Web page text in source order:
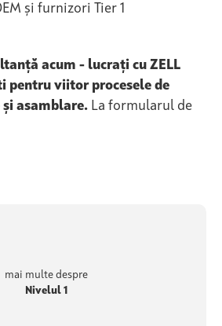
și furnizori Tier 1
acum - lucrați cu ZELL
pentru viitor procesele de
asamblare. La formularul de
mai multe despre
Nivelul 1